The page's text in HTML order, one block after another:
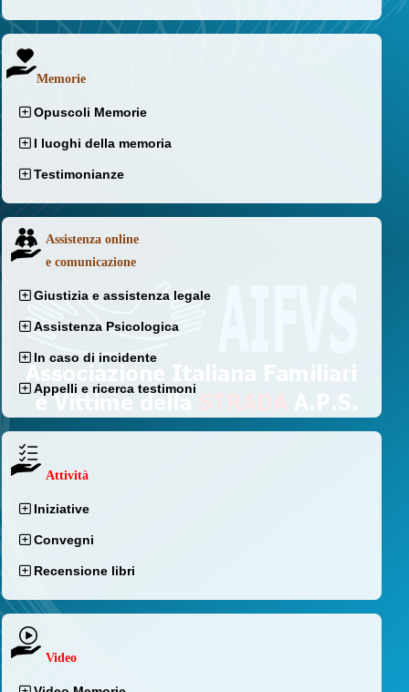
Memorie
Opuscoli Memorie
I luoghi della memoria
Testimonianze
Assistenza online
e comunicazione
Giustizia e assistenza legale
Assistenza Psicologica
In caso di incidente
Appelli e ricerca testimoni
Attività
Iniziative
Convegni
Recensione libri
Video